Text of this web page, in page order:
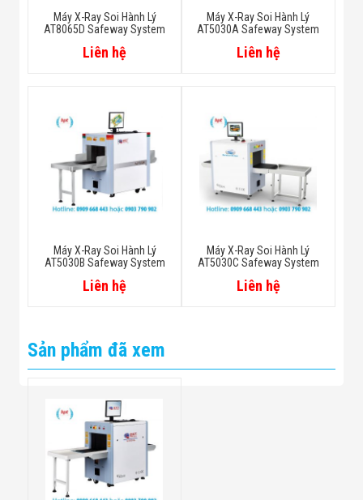
Máy X-Ray Soi Hành Lý
AT8065D Safeway System
Liên hệ
Máy X-Ray Soi Hành Lý
AT5030A Safeway System
Liên hệ
Máy X-Ray Soi Hành Lý
AT5030B Safeway System
Liên hệ
Máy X-Ray Soi Hành Lý
AT5030C Safeway System
Liên hệ
Sản phẩm đã xem